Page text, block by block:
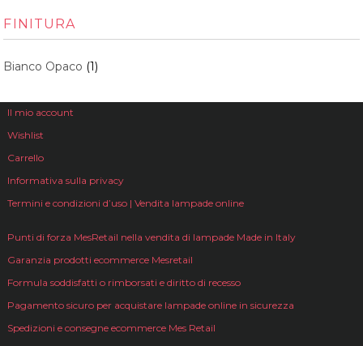
FINITURA
Bianco Opaco (1)
Il mio account
Wishlist
Carrello
Informativa sulla privacy
Termini e condizioni d’uso | Vendita lampade online
Punti di forza MesRetail nella vendita di lampade Made in Italy
Garanzia prodotti ecommerce Mesretail
Formula soddisfatti o rimborsati e diritto di recesso
Pagamento sicuro per acquistare lampade online in sicurezza
Spedizioni e consegne ecommerce Mes Retail